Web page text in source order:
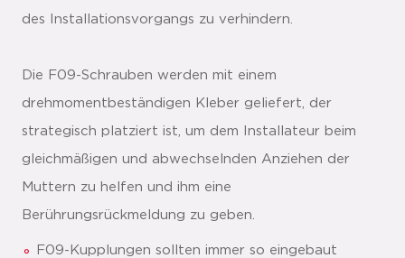
des Installationsvorgangs zu verhindern.
Die F09-Schrauben werden mit einem
drehmomentbeständigen Kleber geliefert, der
strategisch platziert ist, um dem Installateur beim
gleichmäßigen und abwechselnden Anziehen der
Muttern zu helfen und ihm eine
Berührungsrückmeldung zu geben.
F09-Kupplungen sollten immer so eingebaut